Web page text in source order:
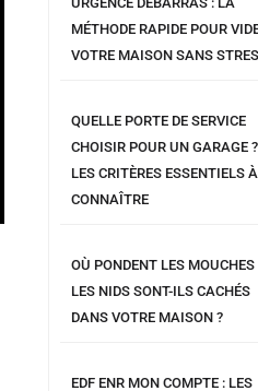
MÉTHODE RAPIDE POUR
VOTRE MAISON SANS
QUELLE PORTE DE SERVICE
CHOISIR POUR UN GARAGE ?
LES CRITÈRES ESSENTIELS À
CONNAÎTRE
OÙ PONDENT LES MOUCHES
LES NIDS SONT-ILS CACHÉS
DANS VOTRE MAISON ?
EDF ENR MON COMPTE : LES